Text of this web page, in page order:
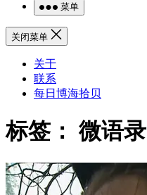
菜单
关闭菜单
关于
联系
每日博海拾贝
标签： 微语录